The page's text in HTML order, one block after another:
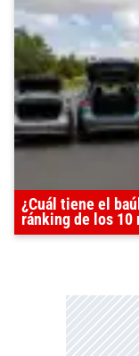
¿Cuál tiene el
ránking de los 10